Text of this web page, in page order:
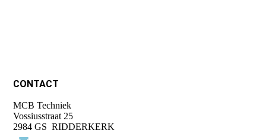
CONTACT
MCB Techniek
Vossiusstraat 25
2984 GS RIDDERKERK